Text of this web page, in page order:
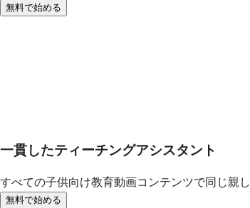
無料で始める
一貫したティーチングアシスタント
すべての子供向け教育動画コンテンツで同じ親
無料で始める